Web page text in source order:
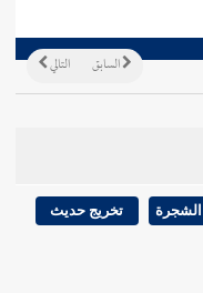
التالي السابق
الشجرة تخريج حديث